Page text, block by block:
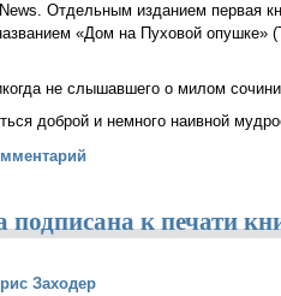
Отдельным изданием первая
«Дом на Пуховой опушке»
не слышавшего о милом
доброй и немного наивной
Винни-Пуха
подписана к печати
Заходер